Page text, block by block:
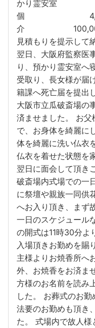
かり霊安室
個 4,400円
介 100,000円
見積もりを提示して
翌日、大阪府監察医
り、預かり霊安室へ
受取り、長女様が届
籍課へ死亡届を提出
大阪市立瓜破斎場の
済ませました。 お
で、お身体を綺麗に
体を綺麗に洗い仏衣
仏衣を着せた状態を
翌日に面会して頂き
破斎場内式場での一
に祭壇や親族一同供
へお入り頂き、まず
一日のスケジュール
の開式は11時30分よ
入場頂きお勤めを賜
主様よりお焼香所へ
外、お焼香をお済ま
方様のお名前を読み
した。 お葬式のお
法要のお勤めも頂き
た。 式場内で故人様